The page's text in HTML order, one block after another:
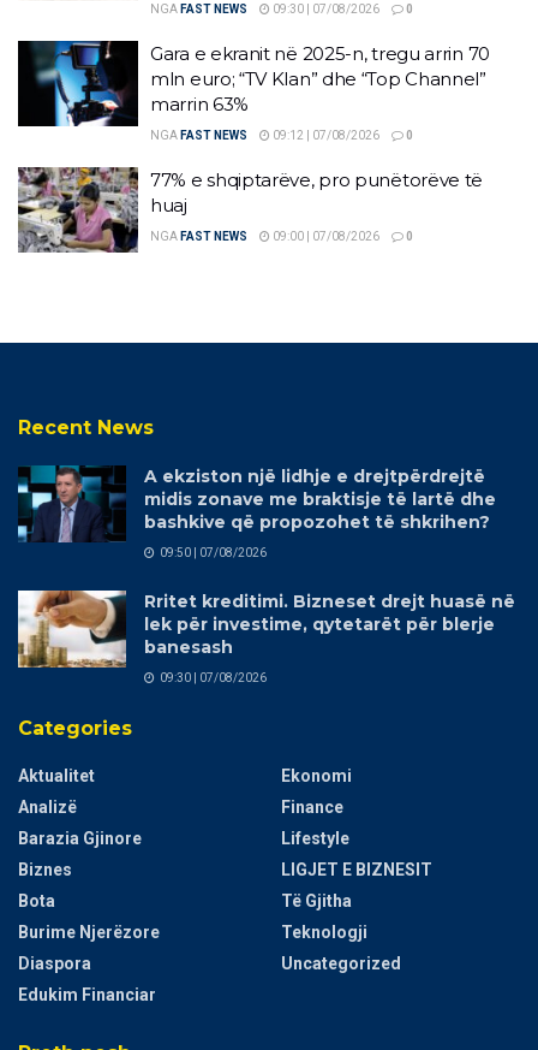
NGA FAST NEWS 09:30 | 07/08/2026 0
Gara e ekranit në 2025-n, tregu arrin 70
mln euro; “TV Klan” dhe “Top Channel”
marrin 63%
NGA FAST NEWS 09:12 | 07/08/2026 0
77% e shqiptarëve, pro punëtorëve të
huaj
NGA FAST NEWS 09:00 | 07/08/2026 0
Recent News
A ekziston një lidhje e drejtpërdrejtë
midis zonave me braktisje të lartë dhe
bashkive që propozohet të shkrihen?
09:50 | 07/08/2026
Rritet kreditimi. Bizneset drejt huasë në
lek për investime, qytetarët për blerje
banesash
09:30 | 07/08/2026
Categories
Aktualitet
Analizë
Barazia Gjinore
Biznes
Bota
Burime Njerëzore
Diaspora
Edukim Financiar
Ekonomi
Finance
Lifestyle
LIGJET E BIZNESIT
Të Gjitha
Teknologji
Uncategorized